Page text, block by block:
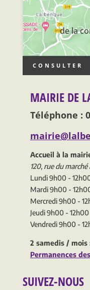
de la
CONSULTER
MAIRIE DE
Téléphone :
Accueil à la
120, rue du
Lundi 9h00 -
Mardi 9h00 -
Mercredi 9h00 -
Jeudi 9h00 - 12h00
Vendredi 9h00 -
2 samedis / mois
Permanences
SUIVEZ-NOUS